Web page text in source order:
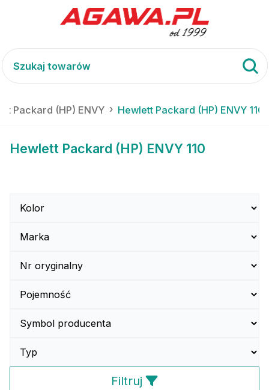
Packard (HP) ENVY Hewlett Packard (HP) ENVY 110
Hewlett Packard (HP) ENVY 110
Filtruj